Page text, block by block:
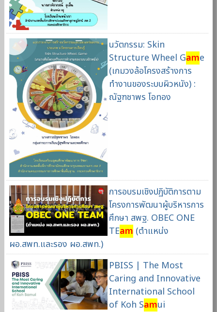
นวัตกรรม: Skin
Structure Wheel Game
(เกมวงล้อโครงสร้างการ
ทำงานของระบบผิวหนัง) :
ณัฐฑชาพร โอทอง
การอบรมเชิงปฏิบัติการตาม
โครงการพัฒนาผู้บริหารการ
ศึกษา สพฐ. OBEC ONE
TEam (ตำแหน่ง
ผอ.สพท.และรอง ผอ.สพท.)
PBISS | The Most
Caring and Innovative
International School
of Koh Samui